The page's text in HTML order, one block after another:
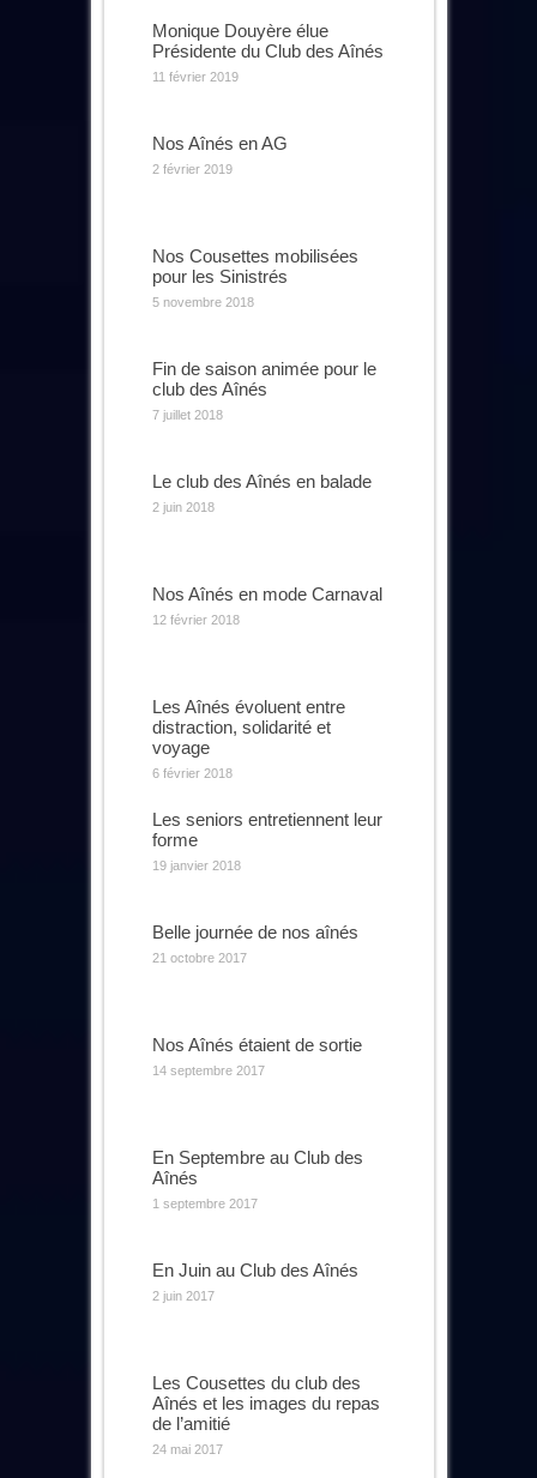
Monique Douyère élue
Présidente du Club des Aînés
11 février 2019
Nos Aînés en AG
2 février 2019
Nos Cousettes mobilisées
pour les Sinistrés
5 novembre 2018
Fin de saison animée pour le
club des Aînés
7 juillet 2018
Le club des Aînés en balade
2 juin 2018
Nos Aînés en mode Carnaval
12 février 2018
Les Aînés évoluent entre
distraction, solidarité et
voyage
6 février 2018
Les seniors entretiennent leur
forme
19 janvier 2018
Belle journée de nos aînés
21 octobre 2017
Nos Aînés étaient de sortie
14 septembre 2017
En Septembre au Club des
Aînés
1 septembre 2017
En Juin au Club des Aînés
2 juin 2017
Les Cousettes du club des
Aînés et les images du repas
de l’amitié
24 mai 2017